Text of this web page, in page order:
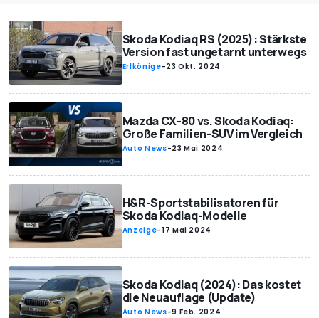
Skoda Kodiaq RS (2025): Stärkste
Version fast ungetarnt unterwegs
Erlkönige-23 Okt. 2024
Mazda CX-80 vs. Skoda Kodiaq:
Große Familien-SUV im Vergleich
Auto News-23 Mai 2024
H&R-Sportstabilisatoren für
Skoda Kodiaq-Modelle
Anzeige-17 Mai 2024
Skoda Kodiaq (2024): Das kostet
die Neuauflage (Update)
Auto News-9 Feb. 2024